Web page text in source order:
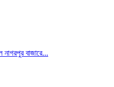
নাগরপুর বাজারে...